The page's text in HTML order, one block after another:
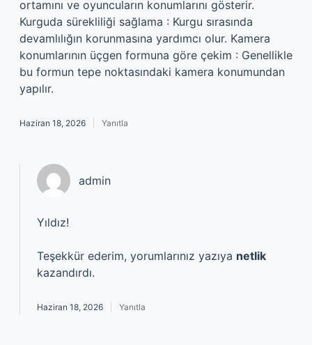
ortamını ve oyuncuların konumlarını gösterir.
Kurguda sürekliliği sağlama : Kurgu sırasında
devamlılığın korunmasına yardımcı olur. Kamera
konumlarının üçgen formuna göre çekim : Genellikle
bu formun tepe noktasındaki kamera konumundan
yapılır.
Haziran 18, 2026 Yanıtla
admin
Yıldız!
Teşekkür ederim, yorumlarınız yazıya netlik
kazandırdı.
Haziran 18, 2026 Yanıtla